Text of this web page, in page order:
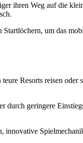
ihren Weg auf die
um das
Resorts reisen
geringere